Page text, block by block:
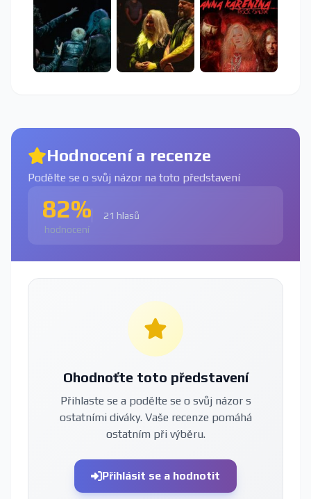
Hodnocení a recenze
Podělte se o svůj názor na toto představení
82%
hodnocení
21 hlasů
Ohodnoťte toto představení
Přihlaste se a podělte se o svůj názor s
ostatními diváky. Vaše recenze pomáhá
ostatním při výběru.
Přihlásit se a hodnotit